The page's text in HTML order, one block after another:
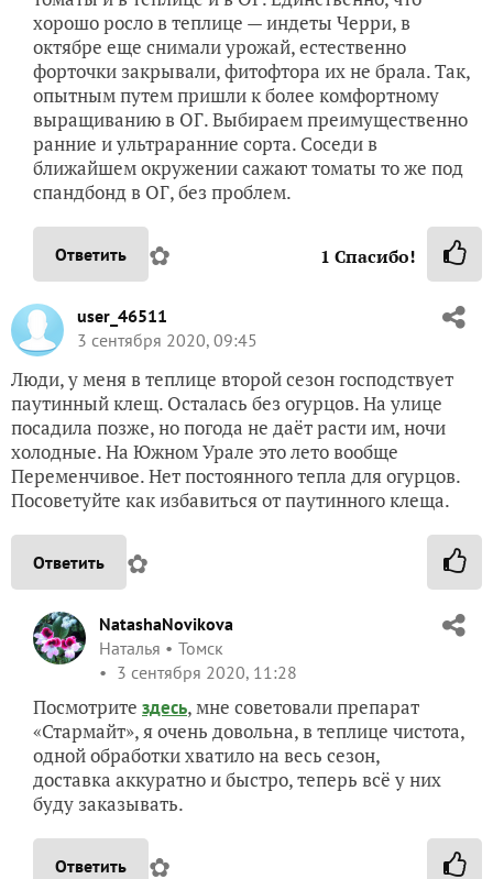
хорошо росло в теплице — индеты Черри, в
октябре еще снимали урожай, естественно
форточки закрывали, фитофтора их не брала. Так,
опытным путем пришли к более комфортному
выращиванию в ОГ. Выбираем преимущественно
ранние и ультраранние сорта. Соседи в
ближайшем окружении сажают томаты то же под
спандбонд в ОГ, без проблем.
Ответить ✿ 1 Спасибо!
user_46511
3 сентября 2020, 09:45
Люди, у меня в теплице второй сезон господствует
паутинный клещ. Осталась без огурцов. На улице
посадила позже, но погода не даёт расти им, ночи
холодные. На Южном Урале это лето вообще
Переменчивое. Нет постоянного тепла для огурцов.
Посоветуйте как избавиться от паутинного клеща.
Ответить ✿
NatashaNovikova
Наталья
Томск
3 сентября 2020, 11:28
Посмотрите здесь, мне советовали препарат
«Стармайт», я очень довольна, в теплице чистота,
одной обработки хватило на весь сезон,
доставка аккуратно и быстро, теперь всё у них
буду заказывать.
Ответить ✿